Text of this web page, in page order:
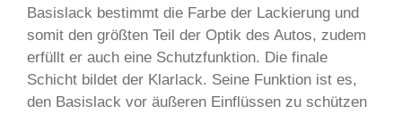
Basislack bestimmt die Farbe der Lackierung und
somit den größten Teil der Optik des Autos, zudem
erfüllt er auch eine Schutzfunktion. Die finale
Schicht bildet der Klarlack. Seine Funktion ist es,
den Basislack vor äußeren Einflüssen zu schützen